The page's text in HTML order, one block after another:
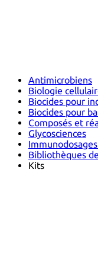
Antimicrobiens
Biologie
Biocides pour
Biocides pour
Composés et
Glycosciences
Bibliothèques
Kits